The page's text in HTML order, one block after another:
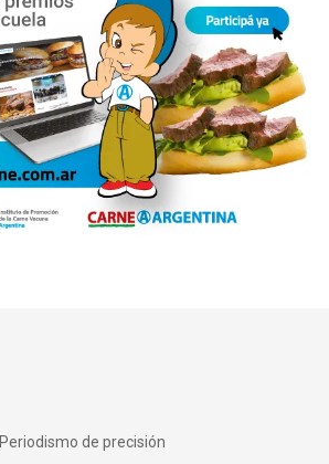
Periodismo de precisión